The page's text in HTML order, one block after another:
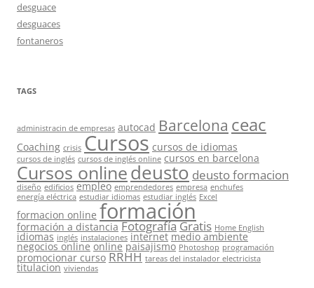
desguace
desguaces
fontaneros
TAGS
administracin de empresas autocad Barcelona ceac
Coaching crisis Cursos cursos de idiomas
cursos de inglés cursos de inglés online cursos en barcelona
Cursos onlinedeusto deusto formacion
diseño edificios empleo emprendedores empresa enchufes
energía eléctrica estudiar idiomas estudiar inglés Excel
formacion online formación
formación a distancia FotografíaGratis Home English
idiomas inglés instalaciones internet medio ambiente
negocios online online paisajismo Photoshop programación
promocionar curso RRHH tareas del instalador electricista
titulacion viviendas